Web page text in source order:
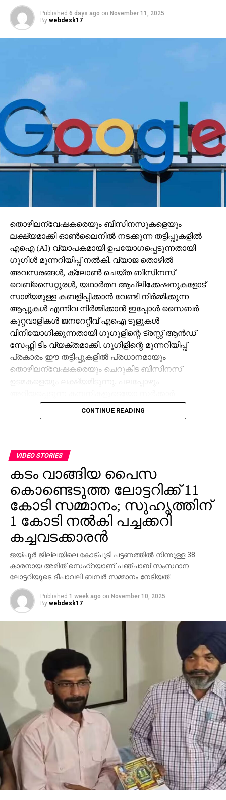
Published 6 days ago on November 11, 2025
By webdesk17
തൊഴിലന്വേഷകരെയും ബിസിനസുകളെയും
ലക്ഷ്യമാക്കി ഓണ്‍ലൈനില്‍ നടക്കുന്ന തട്ടിപ്പുകളില്‍
എഐ (AI) വ്യാപകമായി ഉപയോഗപ്പെടുന്നതായി
ഗൂഗിള്‍ മുന്നറിയിപ്പ് നല്‍കി. വ്യാജ തൊഴില്‍
അവസരങ്ങള്‍, ക്ലോണ്‍ ചെയ്ത ബിസിനസ്
വെബ്‌സൈറ്റുരള്‍, യഥാര്‍ത്ഥ ആപ്ലിക്കേഷനുകളോട്
സാമ്യമുള്ള കബളിപ്പിക്കാന്‍ വേണ്ടി നിര്‍മ്മിക്കുന്ന
ആപ്പുകള്‍ എന്നിവ നിര്‍മ്മിക്കാന്‍ ഇപ്പോള്‍ സൈബര്‍
കുറ്റവാളികള്‍ ജനറേറ്റീവ് എഐ ടൂളുകള്‍
വിനിയോഗിക്കുന്നതായി ഗൂഗുളിന്റെ ട്രസ്റ്റ് ആന്‍ഡ്
സേഫ്റ്റി ടീം വ്യക്തമാക്കി. ഗൂഗിളിന്റെ മുന്നറിയിപ്പ്
പ്രകാരം ഈ തട്ടിപ്പുകളില്‍ പ്രധാനമായും
തൊഴിലന്വേഷകരെയും ചെറുകിട ബിസിനസ്
ഏജന്‍സികളുടെയോ പേരില്‍ വ്യാജ ജോലി
ലിസ്റ്റിംഗുകള്‍ സൃഷ്ടിക്കപ്പെടുന്നു. ഇരകളോട്
ആവശ്യപ്പെടുന്നതാണ് സാധാരണ രീതി. ചിലര്‍
മാല്‍വെയര്‍ ഇന്‍സ്റ്റാള്‍ ചെയ്യാനോ ഡാറ്റ
മോഷ്ടിക്കാനോ ലക്ഷ്യമിട്ടുള്ള വ്യാജ അഭിമുഖ
സോഫ്റ്റ്‌വെയറുകളും അയക്കുന്നു. ഇത്തരം തട്ടിപ്പുകള്‍
വ്യക്തികള്‍ക്കും സ്ഥാപനങ്ങള്‍ക്കും ഗുരുതരമായ
ഭീഷണിയാണെന്ന് ഗൂഗിള്‍ മുന്നറിയിപ്പ് നല്‍കി.
നിയമാനുസൃത തൊഴിലുടമകള്‍ ഒരിക്കലും സാമ്പത്തിക
വിവരങ്ങളോ പേയ്‌മെന്റെ് ആവശ്യങ്ങളോ
ഉന്നയിക്കില്ലെന്നും ഉപയോക്താക്കള്‍ ഓണ്‍ലൈനില്‍
കൂടുതല്‍ ജാഗ്രത പാലിക്കണമെന്നും ഗൂഗിള്‍
വ്യക്തമാക്കി.
CONTINUE READING
VIDEO STORIES
കടം വാങ്ങിയ പൈസ
കൊണ്ടെടുത്ത ലോട്ടറിക്ക് 11
കോടി സമ്മാനം; സുഹൃത്തിന്
1 കോടി നല്‍കി പച്ചക്കറി
കച്ചവടക്കാരന്‍
ജയ്പൂര്‍ ജില്ലയിലെ കോട്പുടി പട്ടണത്തില്‍ നിന്നുള്ള 38
കാരനായ അമിത് സെഹ്‌റയാണ് പഞ്ചാബ് സംസ്ഥാന
ലോട്ടറിയുടെ ദീപാവലി ബമ്പര്‍ സമ്മാനം നേടിയത്.
Published 1 week ago on November 10, 2025
By webdesk17